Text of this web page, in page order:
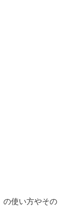
の使い方やその